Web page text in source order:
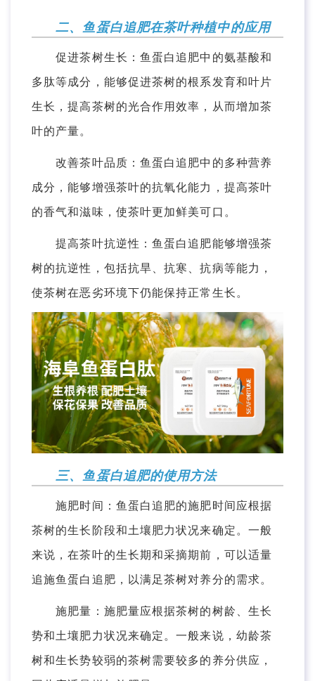
二、鱼蛋白追肥在茶叶种植中的应用
促进茶树生长：鱼蛋白追肥中的氨基酸和
多肽等成分，能够促进茶树的根系发育和叶片
生长，提高茶树的光合作用效率，从而增加茶
叶的产量。
改善茶叶品质：鱼蛋白追肥中的多种营养
成分，能够增强茶叶的抗氧化能力，提高茶叶
的香气和滋味，使茶叶更加鲜美可口。
提高茶叶抗逆性：鱼蛋白追肥能够增强茶
树的抗逆性，包括抗旱、抗寒、抗病等能力，
使茶树在恶劣环境下仍能保持正常生长。
三、鱼蛋白追肥的使用方法
施肥时间：鱼蛋白追肥的施肥时间应根据
茶树的生长阶段和土壤肥力状况来确定。一般
来说，在茶叶的生长期和采摘期前，可以适量
追施鱼蛋白追肥，以满足茶树对养分的需求。
施肥量：施肥量应根据茶树的树龄、生长
势和土壤肥力状况来确定。一般来说，幼龄茶
树和生长势较弱的茶树需要较多的养分供应，